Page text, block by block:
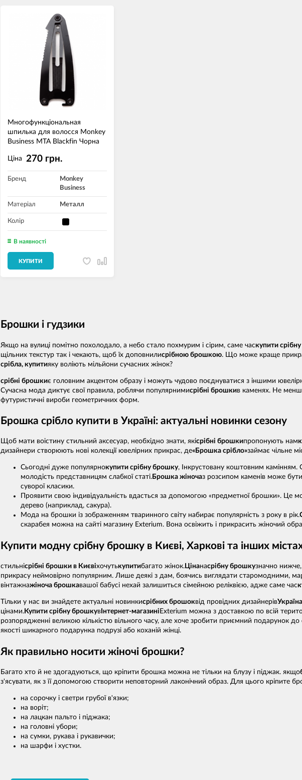
Mногофункціональная
шпилька для волосся Monkey
Business MTA Blackfin Чорна
Ціна 270 грн.
Бренд
Monkey
Business
Матеріал Металл
Колір
В наявності
КУПИТИ
Брошки і гудзики
Якщо на вулиці помітно похолодало, а небо стало похмурим і сірим, саме часкупити
щільних текстур так і чекають, щоб їх доповнилисрібною брошкою. Що може краще
срібла, купитияку воліють мільйони сучасних жінок?
срібні брошкиє головним акцентом образу і можуть чудово поєднуватися з іншими
Сучасна мода диктує свої правила, роблячи популярнимисрібні брошкив каменях. Не менш
футуристичні вироби геометричних форм.
Брошка срібло купити в Україні: актуальні новинки сезону
Щоб мати воістину стильний аксесуар, необхідно знати, якісрібні брошкипропонують нам
дизайнери створюють нові колекції ювелірних прикрас, де«Брошка срібло»займає чільне
Сьогодні дуже популярнокупити срібну брошку, Інкрустовану коштовним камінням.
молодість представницям слабкої статі. Брошка жіночаз розсипом каменів може
суворої класики.
Проявити свою індивідуальність вдасться за допомогою «предметної брошки». Це
дерево (наприклад, сакура).
Мода на брошки із зображенням тваринного світу набирає популярність з року в рік.
скарабея можна на сайті магазину Exterium. Вона освіжить і прикрасить жіночий
Купити модну срібну брошку в Києві, Харкові та інших
стильнісрібні брошки в Києвіхочутькупитибагато жінок. Цінанасрібну брошкузначно нижче,
прикрасу неймовірно популярним. Лише деякі з дам, боячись виглядати старомодними,
вінтажнажіноча брошкавашої бабусі нехай залишиться сімейною реліквією, адже саме час
Тільки у нас ви знайдете актуальні новинкисрібних брошоквід провідних дизайнерів
цінами. Купити срібну брошкув Інтернет-магазині Exterium можна з доставкою по всій
розпорядженні великою кількістю вільного часу, але хоче зробити приємний подарунок до
якості шикарного подарунка подрузі або коханій жінці.
Як правильно носити жіночі брошки?
Багато хто й не здогадуються, що кріпити брошка можна не тільки на блузу і піджак. якщо
з'ясувати, як з її допомогою створити неповторний лаконічний образ. Для цього кріпите
на сорочку і светри грубої в'язки;
на воріт;
на лацкан пальто і піджака;
на головні убори;
на сумки, рукава і рукавички;
на шарфи і хустки.